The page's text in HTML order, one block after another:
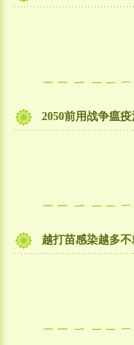
2050前用战争瘟
越打苗感染越多